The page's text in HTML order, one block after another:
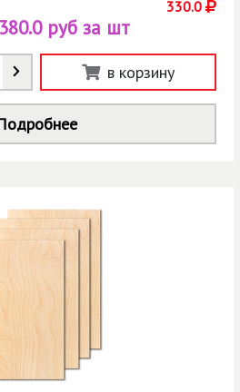
330.0
380.0 руб за шт
в корзину